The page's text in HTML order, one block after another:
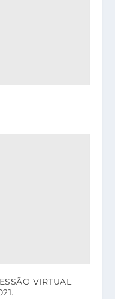
VIRTUAL